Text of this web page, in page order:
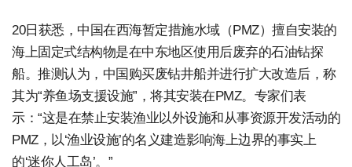
20日获悉，中国在西海暂定措施水域（PMZ）擅自安装的
海上固定式结构物是在中东地区使用后废弃的石油钻探
船。推测认为，中国购买废钻井船并进行扩大改造后，称
其为“养鱼场支援设施”，将其安装在PMZ。专家们表
示：“这是在禁止安装渔业以外设施和从事资源开发活动的
PMZ，以‘渔业设施’的名义建造影响海上边界的事实上
的‘迷你人工岛’。”